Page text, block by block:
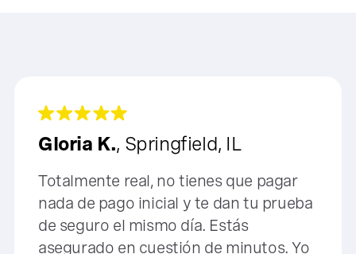
Gloria K., Springfield, IL
Totalmente real, no tienes que pagar
nada de pago inicial y te dan tu prueba
de seguro el mismo día. Estás
asegurado en cuestión de minutos. Yo